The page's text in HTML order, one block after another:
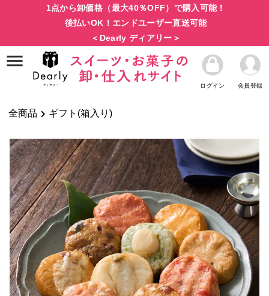
1点から卸価格（最大40％OFF）で購入可能！
後払いOK！エンドユーザー直送可能
＜Dearly ディアリー＞
ログイン 会員登録
全商品 ギフト(箱入り)